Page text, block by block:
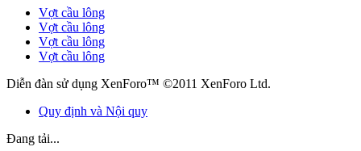
Vợt cầu lông
Vợt cầu lông
Vợt cầu lông
Vợt cầu lông
Diễn đàn sử dụng XenForo™ ©2011 XenForo Ltd.
Quy định và Nội quy
Đang tải...